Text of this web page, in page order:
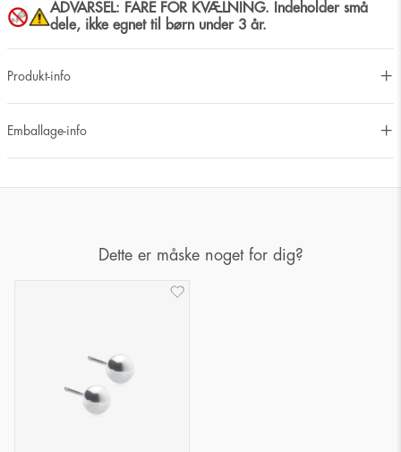
ADVARSEL: FARE FOR KVÆLNING. Indeholder små
dele, ikke egnet til børn under 3 år.
Produkt-info
Emballage-info
Dette er måske noget for dig?